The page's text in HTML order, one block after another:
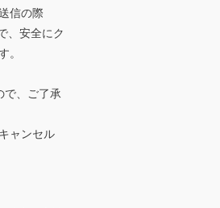
信の際
、安全にク
。
で、ご了承
ャンセル